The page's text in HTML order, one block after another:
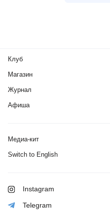
Клуб
Магазин
Журнал
Афиша
Медиа-кит
Switch to English
Instagram
Telegram